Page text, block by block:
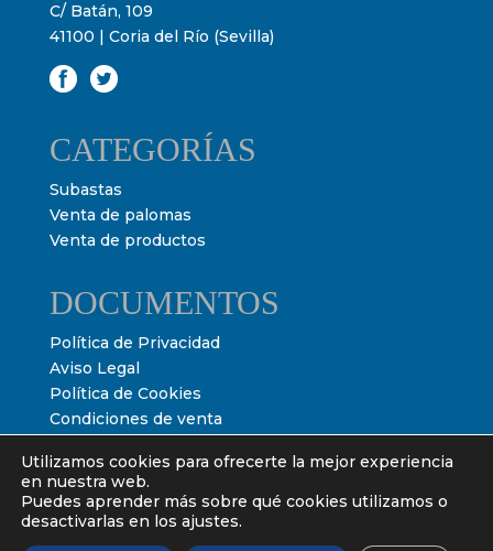
C/ Batán, 109
41100 | Coria del Río (Sevilla)
CATEGORÍAS
Subastas
Venta de palomas
Venta de productos
DOCUMENTOS
Política de Privacidad
Aviso Legal
Política de Cookies
Condiciones de venta
Utilizamos cookies para ofrecerte la mejor experiencia
en nuestra web.
Puedes aprender más sobre qué cookies utilizamos o
desactivarlas en los ajustes.